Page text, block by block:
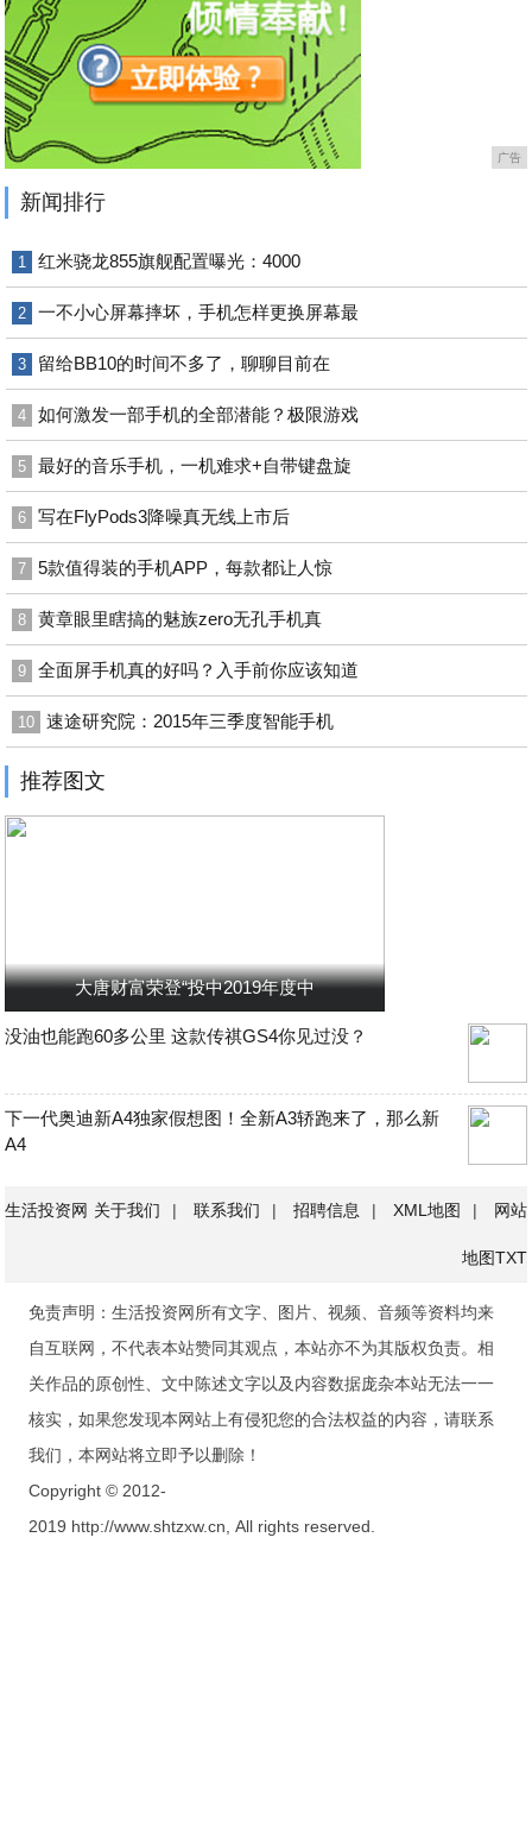
广告
新闻排行
1 红米骁龙855旗舰配置曝光：4000
2 一不小心屏幕摔坏，手机怎样更换屏幕最
3 留给BB10的时间不多了，聊聊目前在
4 如何激发一部手机的全部潜能？极限游戏
5 最好的音乐手机，一机难求+自带键盘旋
6 写在FlyPods3降噪真无线上市后
7 5款值得装的手机APP，每款都让人惊
8 黄章眼里瞎搞的魅族zero无孔手机真
9 全面屏手机真的好吗？入手前你应该知道
10 速途研究院：2015年三季度智能手机
推荐图文
大唐财富荣登“投中2019年度中
没油也能跑60多公里 这款传祺GS4你见过没？
下一代奥迪新A4独家假想图！全新A3轿跑来了，那么新
A4
生活投资网 关于我们 | 联系我们 | 招聘信息 | XML地图 | 网站
地图TXT
免责声明：生活投资网所有文字、图片、视频、音频等资料均来
自互联网，不代表本站赞同其观点，本站亦不为其版权负责。相
关作品的原创性、文中陈述文字以及内容数据庞杂本站无法一一
核实，如果您发现本网站上有侵犯您的合法权益的内容，请联系
我们，本网站将立即予以删除！
Copyright © 2012-
2019 http://www.shtzxw.cn, All rights reserved.